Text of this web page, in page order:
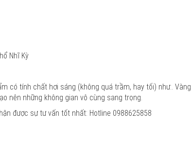
Nhĩ Kỳ
có tính chất hơi sáng (không quá trầm, hay tối) như:. Vàng
nên những không gian vô cùng sang trọng.
được sự tư vấn tốt nhất: Hotline 0988625858